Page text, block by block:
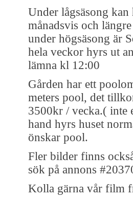
Under lågsäsong kan
månadsvis och
under högsäsong är
hela veckor hyrs ut
lämna kl 12:00
Gården har ett
meters pool, det
3500kr / vecka.( inte
hand hyrs huset
önskar pool.
Fler bilder finns
sök på annons
Kolla gärna vår film